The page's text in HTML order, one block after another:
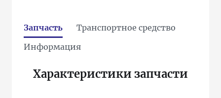
Запчасть
Транспортное средство
Информация
Характеристики запчасти